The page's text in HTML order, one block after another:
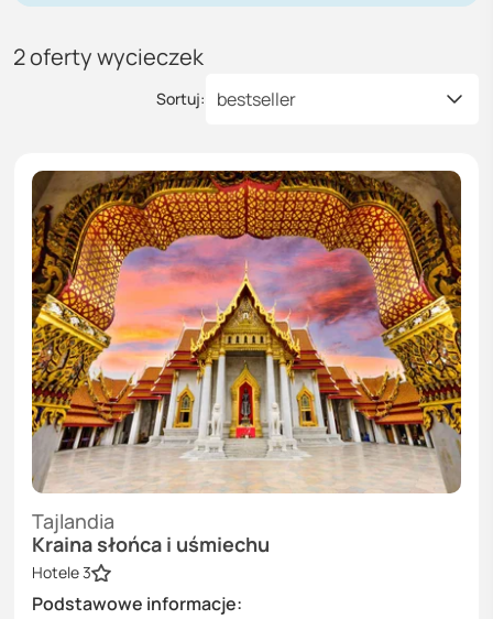
2oferty wycieczek
Sortuj: bestseller
Kraina słońca i uśmiechu
Tajlandia
Hotele 3
Podstawowe informacje: